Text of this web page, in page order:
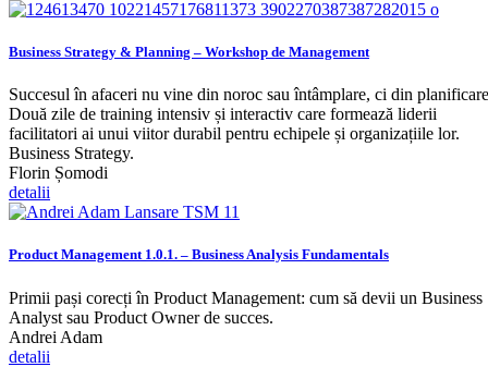
Business Strategy & Planning – Workshop de Management
Succesul în afaceri nu vine din noroc sau întâmplare, ci din
Două zile de training intensiv și interactiv care formează liderii
facilitatori ai unui viitor durabil pentru echipele și organizațiile lor.
Business Strategy.
Florin Șomodi
detalii
Product Management 1.0.1. – Business Analysis Fundamentals
Primii pași corecți în Product Management: cum să devii un Business
Analyst sau Product Owner de succes.
Andrei Adam
detalii